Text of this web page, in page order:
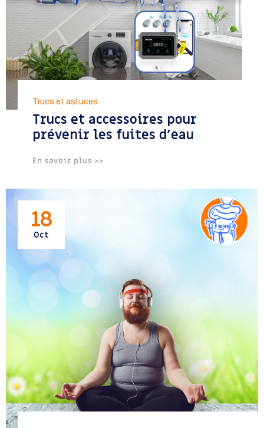
Trucs et astuces
Trucs et accessoires pour
prévenir les fuites d’eau
En savoir plus >>
18
Oct